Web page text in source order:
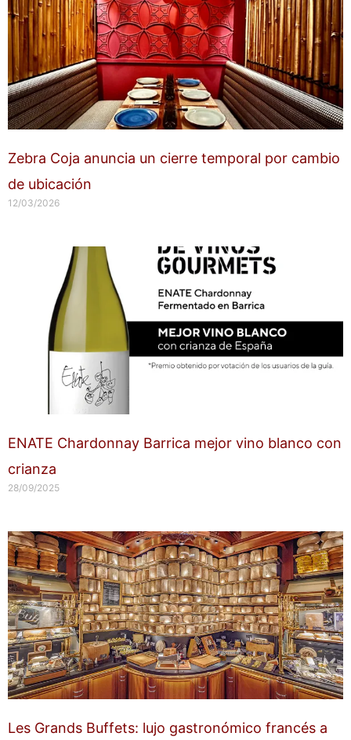
Zebra Coja anuncia un cierre temporal por cambio
de ubicación
12/03/2026
ENATE Chardonnay Barrica mejor vino blanco con
crianza
28/09/2025
Les Grands Buffets: lujo gastronómico francés a